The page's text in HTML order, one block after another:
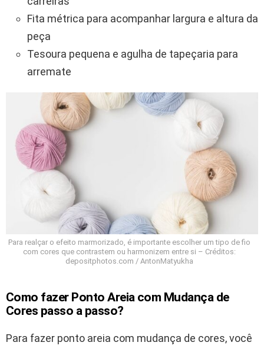
Fita métrica para acompanhar largura e altura da
peça
Tesoura pequena e agulha de tapeçaria para
arremate
Para realçar o efeito marmorizado, é importante escolher um tipo de fio
com cores que contrastem ou harmonizem entre si – Créditos:
depositphotos.com / AntonMatyukha
Como fazer Ponto Areia com Mudança de
Cores passo a passo?
Para fazer ponto areia com mudança de cores, você